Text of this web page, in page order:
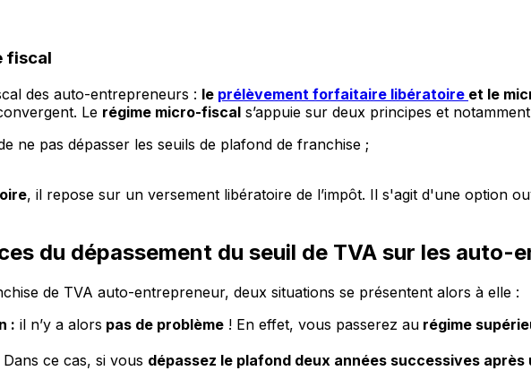
fiscal
des auto-entrepreneurs : le prélèvement forfaitaire libératoire et le
Le régime micro-fiscal s’appuie sur deux principes et
ne pas dépasser les seuils de plafond de franchise ;
, il repose sur un versement libératoire de l’impôt. Il s'agit d'une option
du dépassement du seuil de TVA sur les auto-
de TVA auto-entrepreneur, deux situations se présentent alors à elle :
: il n’y a alors pas de problème ! En effet, vous passerez au régime
Dans ce cas, si vous dépassez le plafond deux années successives après